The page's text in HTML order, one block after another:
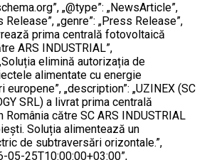
„@type”: „NewsArticle”,
Release”, „genre”: „Press Release”,
prima centrală fotovoltaică
ARS INDUSTRIAL”,
elimină autorizația de
alimentate cu energie
„description”: „UZINEX (SC
SRL) a livrat prima centrală
către SC ARS INDUSTRIAL
Soluția alimentează un
de subtraversări orizontale.”,
05-25T10:00:00+03:00”,